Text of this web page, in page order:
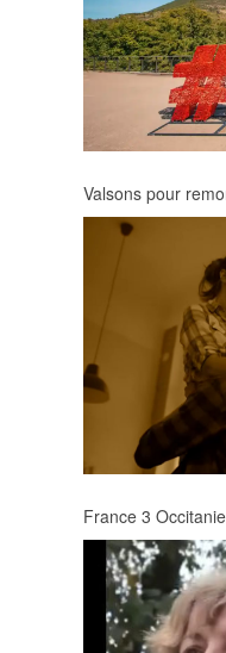
Valsons pour
France 3